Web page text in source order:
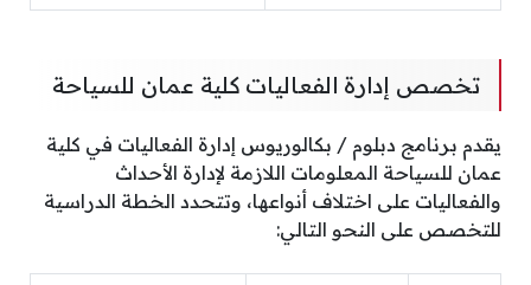
تخصص إدارة الفعاليات كلية عمان للسياحة
يقدم برنامج دبلوم / بكالوريوس إدارة الفعاليات في كلية
عمان للسياحة المعلومات اللازمة لإدارة الأحداث
والفعاليات على اختلاف أنواعها، وتتحدد الخطة الدراسية
للتخصص على النحو التالي: